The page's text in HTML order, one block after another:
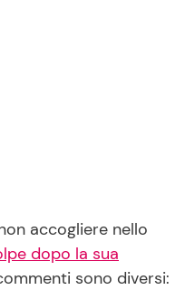
accogliere nello
dopo la sua
sono diversi: